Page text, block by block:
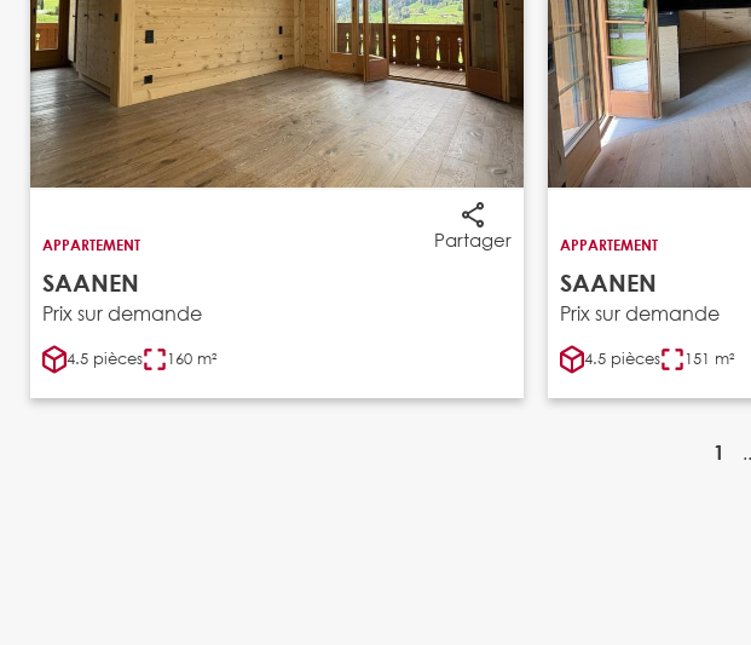
Partager
APPARTEMENT
SAANEN
Prix sur demande
4.5 pièces 160 m²
APPARTEMENT
SAANEN
Prix sur demande
4.5 pièces 151 m²
1